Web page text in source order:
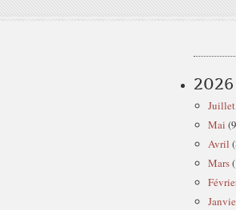
2026
Juillet
Mai
Avril
Mars